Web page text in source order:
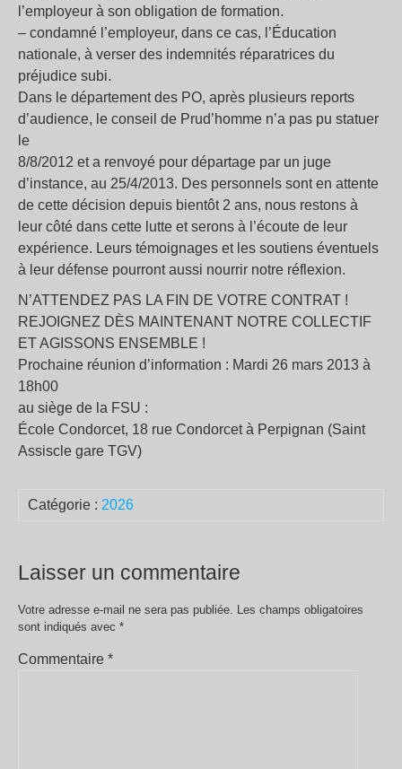
l’employeur à son obligation de formation.
– condamné l’employeur, dans ce cas, l’Éducation
nationale, à verser des indemnités réparatrices du
préjudice subi.
Dans le département des PO, après plusieurs reports
d’audience, le conseil de Prud’homme n’a pas pu statuer
le
8/8/2012 et a renvoyé pour départage par un juge
d’instance, au 25/4/2013. Des personnels sont en attente
de cette décision depuis bientôt 2 ans, nous restons à
leur côté dans cette lutte et serons à l’écoute de leur
expérience. Leurs témoignages et les soutiens éventuels
à leur défense pourront aussi nourrir notre réflexion.
N’ATTENDEZ PAS LA FIN DE VOTRE CONTRAT !
REJOIGNEZ DÈS MAINTENANT NOTRE COLLECTIF
ET AGISSONS ENSEMBLE !
Prochaine réunion d’information : Mardi 26 mars 2013 à
18h00
au siège de la FSU :
École Condorcet, 18 rue Condorcet à Perpignan (Saint
Assiscle gare TGV)
Catégorie : 2026
Laisser un commentaire
Votre adresse e-mail ne sera pas publiée. Les champs obligatoires
sont indiqués avec *
Commentaire *